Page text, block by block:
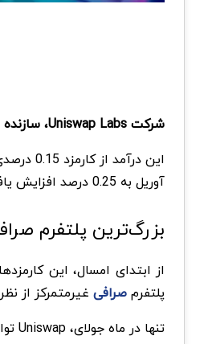
شرکت Uniswap Labs، سازنده صرافی غیرمتمرکز (DEX) Uniswap، به موفقیتی بزرگ دست پیدا کرده و درآمد کل کارمزدهای پیش‌پرداختش از 50 میلیون دلار گذشته است.
آوریل به 0.25 درصد افزایش یافت که باعث رشد سریع درآمد شد.
بزرگ‌ترین پلتفرم
پلتفرمصرافی غیرمتمرکز از
تنها در ماه جولای، Uniswap توانست 54 میلیارد دلار از مجموع 154 میلیارد دلار حجم معاملات در تمام DEXها را مدیریت کند که نزدیک به یک‌سوم بازار را شامل می‌شود.